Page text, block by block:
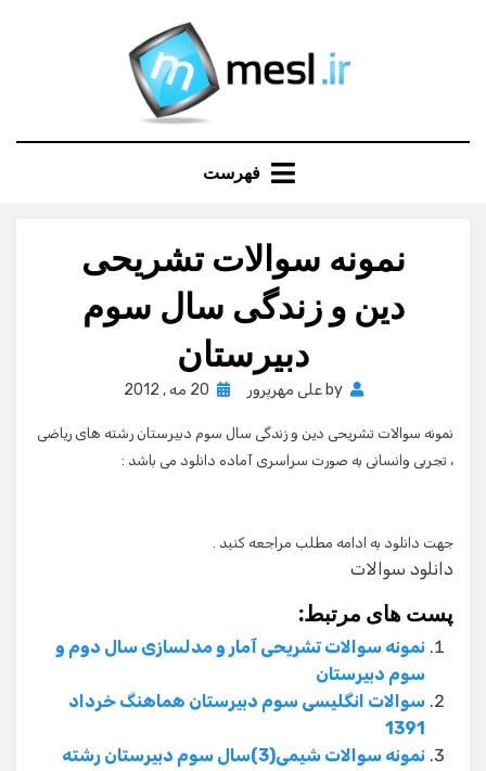
فهرست
نمونه سوالات تشریحی
دین و زندگی سال سوم
دبیرستان
by علی مهرپرور
Posted
20 مه , 2012
نمونه سوالات تشریحی دین و زندگی سال سوم دبیرستان رشته های ریاضی
، تجربی وانسانی به صورت سراسری آماده دانلود می باشد :
جهت دانلود به ادامه مطلب مراجعه کنید .
دانلود سوالات
پست های مرتبط:
نمونه سوالات تشریحی آمار و مدلسازی سال دوم و
سوم دبیرستان
سوالات انگلیسی سوم دبیرستان هماهنگ خرداد
1391
نمونه سوالات شیمی(3)سال سوم دبیرستان رشته